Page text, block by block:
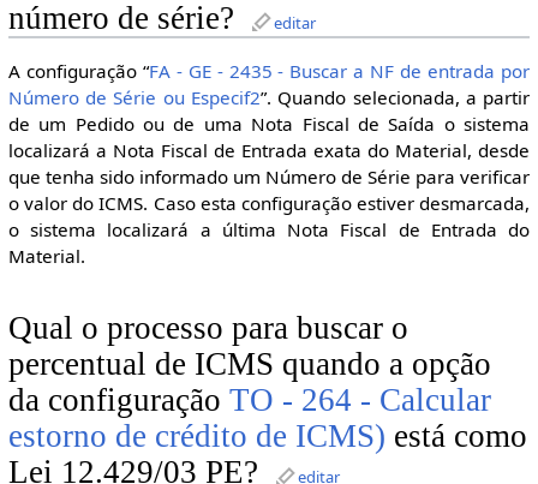
número de série?
editar
A configuração “FA - GE - 2435 - Buscar a NF de entrada por
Número de Série ou Especif2”. Quando selecionada, a partir
de um Pedido ou de uma Nota Fiscal de Saída o sistema
localizará a Nota Fiscal de Entrada exata do Material, desde
que tenha sido informado um Número de Série para verificar
o valor do ICMS. Caso esta configuração estiver desmarcada,
o sistema localizará a última Nota Fiscal de Entrada do
Material.
Qual o processo para buscar o
percentual de ICMS quando a opção
da configuração TO - 264 - Calcular
estorno de crédito de ICMS) está como
Lei 12.429/03 PE?
editar